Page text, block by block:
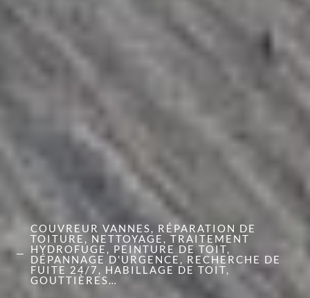
COUVREUR VANNES, RÉPARATION DE
TOITURE, NETTOYAGE, TRAITEMENT
HYDROFUGE, PEINTURE DE TOIT,
DÉPANNAGE D'URGENCE, RECHERCHE DE
FUITE 24/7, HABILLAGE DE TOIT,
GOUTTIÈRES…